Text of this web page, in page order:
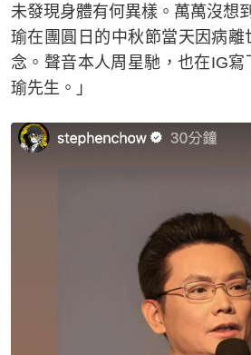
未發現身體有何異樣。萬萬沒想
瑜在團圓日的中秋節當天因病離
念。聲音本人周星馳，也在IG
瑜先生。」